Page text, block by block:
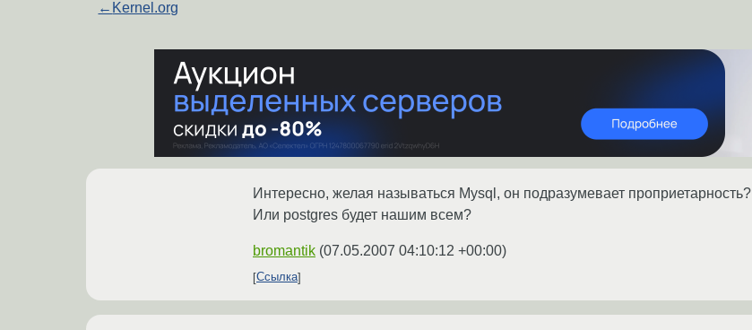
← Kernel.org
Интересно, желая называться Mysql, он подразумевает проприетарность?
Или postgres будет нашим всем?
bromantik (07.05.2007 04:10:12 +00:00)
Ссылка